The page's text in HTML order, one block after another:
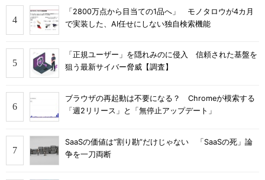
「2800万点から目当ての1品へ」 モノタロウが4カ月
で実装した、AI任せにしない独自検索機能
「正規ユーザー」を隠れみのに侵入 信頼された基盤を
狙う最新サイバー脅威【調査】
ブラウザの再起動は不要になる？ Chromeが模索する
「週2リリース」と「無停止アップデート」
SaaSの価値は“割り勘”だけじゃない 「SaaSの死」論
争を一刀両断